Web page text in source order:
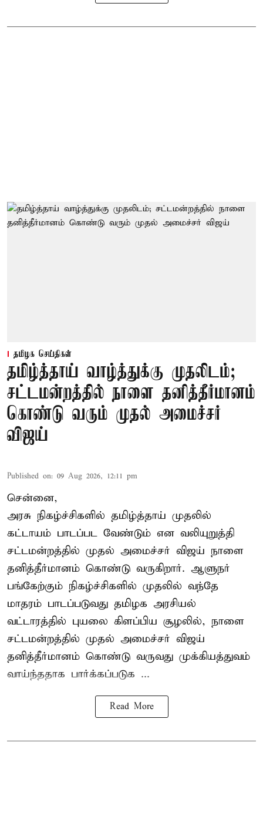
தமிழக செய்திகள்
தமிழ்த்தாய் வாழ்த்துக்கு முதலிடம்;
சட்டமன்றத்தில் நாளை தனித்தீர்மானம்
கொண்டு வரும் முதல் அமைச்சர்
விஜய்
Published on: 09 Aug 2026, 12:11 pm
சென்னை,
அரசு நிகழ்ச்சிகளில் தமிழ்த்தாய் முதலில்
கட்டாயம் பாடப்பட வேண்டும் என வலியுறுத்தி
சட்டமன்றத்தில் முதல் அமைச்சர் விஜய் நாளை
தனித்தீர்மானம் கொண்டு வருகிறார். ஆளுநர்
பங்கேற்கும் நிகழ்ச்சிகளில் முதலில் வந்தே
மாதரம் பாடப்படுவது தமிழக அரசியல்
வட்டாரத்தில் புயலை கிளப்பிய சூழலில், நாளை
சட்டமன்றத்தில் முதல் அமைச்சர் விஜய்
தனித்தீர்மானம் கொண்டு வருவது முக்கியத்துவம்
வாய்ந்ததாக பார்க்கப்படுக ...
Read More